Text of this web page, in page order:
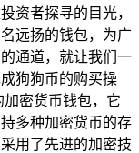
资者探寻的目光，
远扬的钱包，为广
通道，就让我们一
狗狗币的购买操
加密货币钱包，它
多种加密货币的存
用了先进的加密技